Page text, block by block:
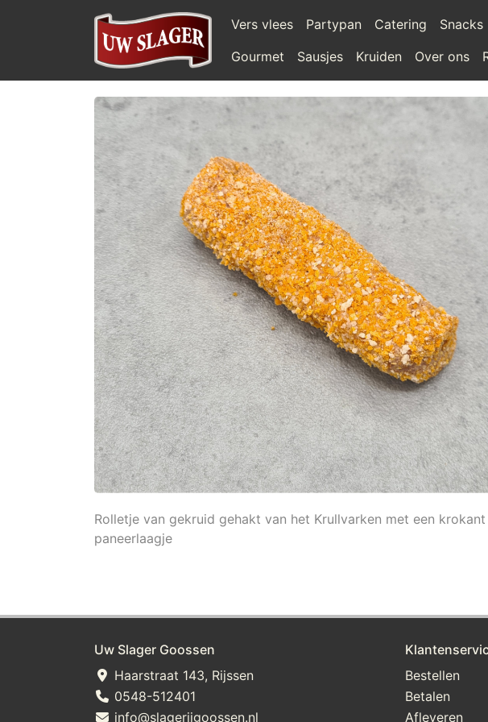
Vers vlees Partypan Catering Snacks
Gourmet
Sausjes Kruiden Over ons
Rolletje van gekruid gehakt van het Krullvarken met een krokant
paneerlaagje
Uw Slager Goossen
Haarstraat 143, Rijssen
0548-512401
info@slagerijgoossen.nl
Bestellen
Betalen
Afleveren